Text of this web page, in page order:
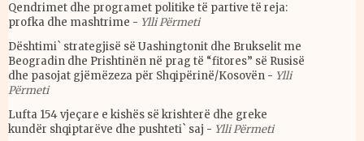
Qendrimet dhe programet politike të partive të reja:
profka dhe mashtrime - Ylli Përmeti
Dështimi` strategjisë së Uashingtonit dhe Brukselit me
Beogradin dhe Prishtinën në prag të “fitores” së Rusisë
dhe pasojat gjëmëzeza për Shqipërinë/Kosovën - Ylli
Përmeti
Lufta 154 vjeçare e kishës së krishterë dhe greke
kundër shqiptarëve dhe pushteti` saj - Ylli Përmeti